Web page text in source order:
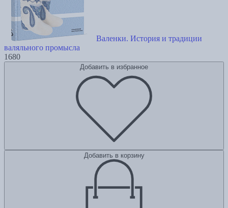
Валенки. История и традиции
валяльного промысла
1680
Добавить в избранное
Добавить в корзину